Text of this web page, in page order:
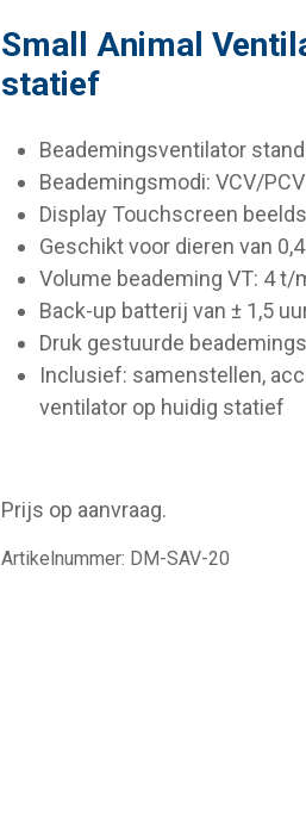
Small Animal
statief
Beademingsventilator
Beademingsmodi: VCV/PCV
Display Touchscreen
Geschikt voor dieren van
Volume beademing VT: 4 t/
Back-up batterij van ± 1,5
Druk gestuurde
Inclusief: samenstellen,
ventilator op huidig statief
Prijs op aanvraag.
Artikelnummer: DM-SAV-20